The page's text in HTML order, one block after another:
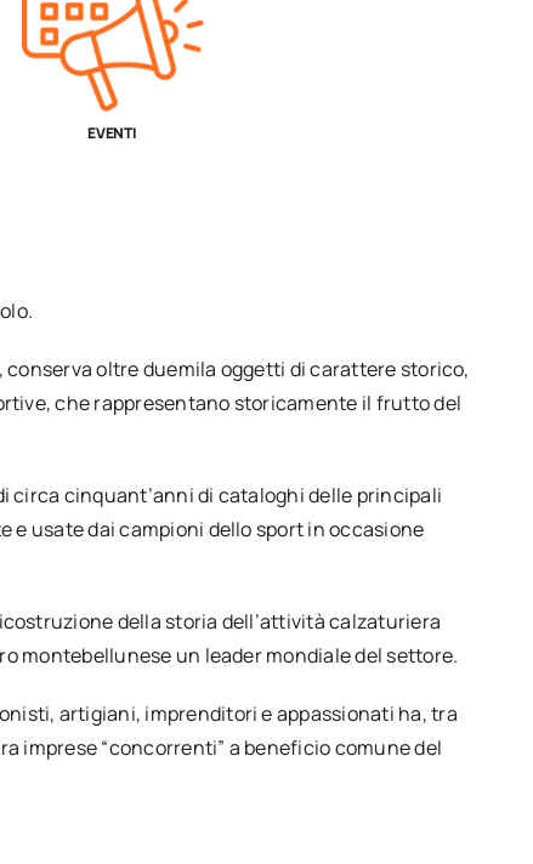
EVENTI
oltre duemila oggetti di carattere storico,
che rappresentano storicamente il frutto del
circa cinquant’anni di cataloghi delle principali
e usate dai campioni dello sport in occasione
della storia dell’attività calzaturiera
montebellunese un leader mondiale del settore.
artigiani, imprenditori e appassionati ha, tra
imprese “concorrenti” a beneficio comune del